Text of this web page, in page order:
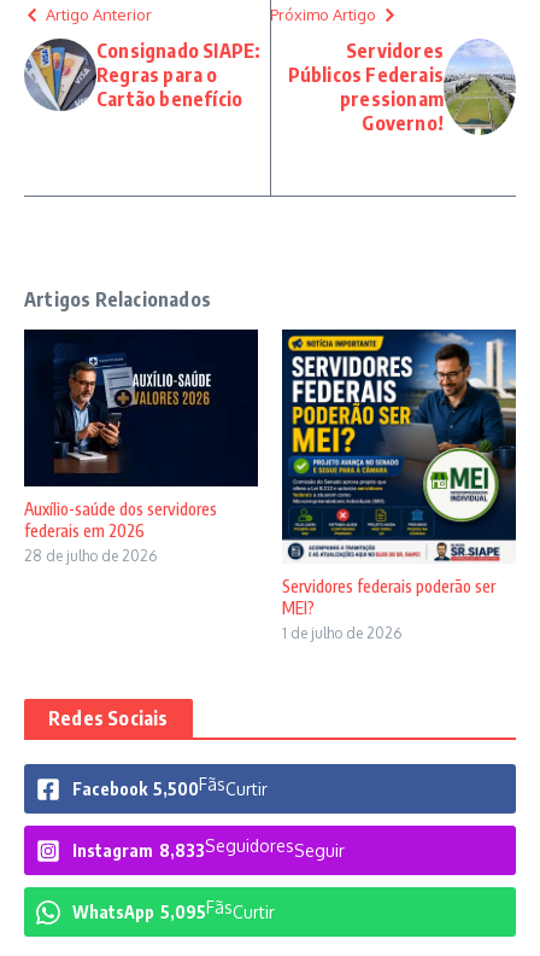
Artigo Anterior
Consignado SIAPE:
Regras para o
Cartão benefício
Próximo Artigo
Servidores
Públicos Federais
pressionam
Governo!
Artigos Relacionados
Auxílio-saúde dos servidores
federais em 2026
28 de julho de 2026
Servidores federais poderão ser
MEI?
1 de julho de 2026
Redes Sociais
Facebook 5,500FãsCurtir
Instagram 8,833SeguidoresSeguir
WhatsApp 5,095FãsCurtir